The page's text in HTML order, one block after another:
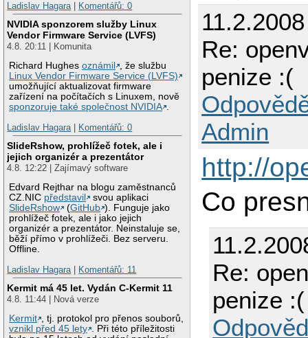
Ladislav Hagara| Komentářů: 0
NVIDIA sponzorem služby Linux
Vendor Firmware Service (LVFS)
4.8. 20:11 | Komunita
Richard Hughesoznámil
, že službu
Linux Vendor Firmware Service (LVFS)
umožňující aktualizovat firmware
zařízení na počítačích s Linuxem, nově
sponzoruje také společnost NVIDIA .
Ladislav Hagara| Komentářů: 0
SlideRshow, prohlížeč fotek, ale i
jejich organizér a prezentátor
4.8. 12:22 | Zajímavý software
Edvard Rejthar na blogu zaměstnanců
CZ.NIC představil
svou aplikaci
SlideRshow
(GitHub ). Funguje jako
prohlížeč fotek, ale i jako jejich
organizér a prezentátor. Neinstaluje se,
běží přímo v prohlížeči. Bez serveru.
Offline.
Ladislav Hagara| Komentářů: 11
Kermit má 45 let. Vydán C-Kermit 11
4.8. 11:44 | Nová verze
Kermit , tj. protokol pro přenos souborů,
vznikl před 45 lety . Při této příležitosti
Re:
penize :(
Admin
http://
Co
Re:
penize :(